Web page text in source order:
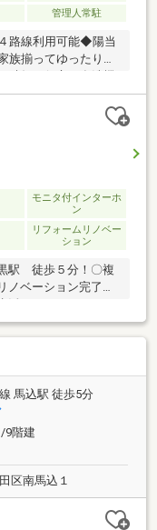
管理人常駐
路線利用可能◆陽当
揃ってゆったりと
納やリネン庫、廊下
ベーション物件【株
の信頼で未公開情報
ます。宅建士×FP×住
にご相談下さい！☆
モニタ付インターホ
ン
リフォームリノベー
ション
駅 徒歩５分！〇複
ベーション完了物
好〇食洗機・浴室乾
画有！管理体制良好
で完了！お気軽に
馬込駅 徒歩5分
9階建
区南馬込１